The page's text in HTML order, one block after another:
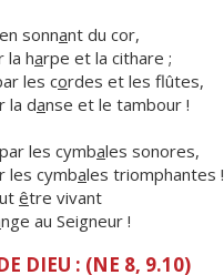
sonnant du cor,
la harpe et la cithare ;
les cordes et les flûtes,
la danse et le tambour !
les cymbales sonores,
les cymbales triomphantes !
être vivant
nge au Seigneur !
DIEU : (NE 8, 9.10)